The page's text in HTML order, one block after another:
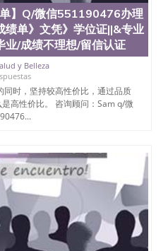
】Q/微信551190476办理
绩单》文凭》学位证||&专业
业/成绩不理想/留信认证
y Belleza
时，坚持较高性价比，通过品质
高性价比。 咨询顾问：Sam q/微